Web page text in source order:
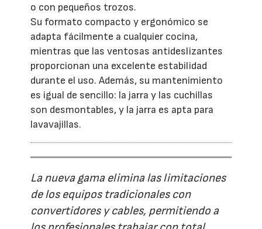
o con pequeños trozos.
Su formato compacto y ergonómico se
adapta fácilmente a cualquier cocina,
mientras que las ventosas antideslizantes
proporcionan una excelente estabilidad
durante el uso. Además, su mantenimiento
es igual de sencillo: la jarra y las cuchillas
son desmontables, y la jarra es apta para
lavavajillas.
La nueva gama elimina las limitaciones
de los equipos tradicionales con
convertidores y cables, permitiendo a